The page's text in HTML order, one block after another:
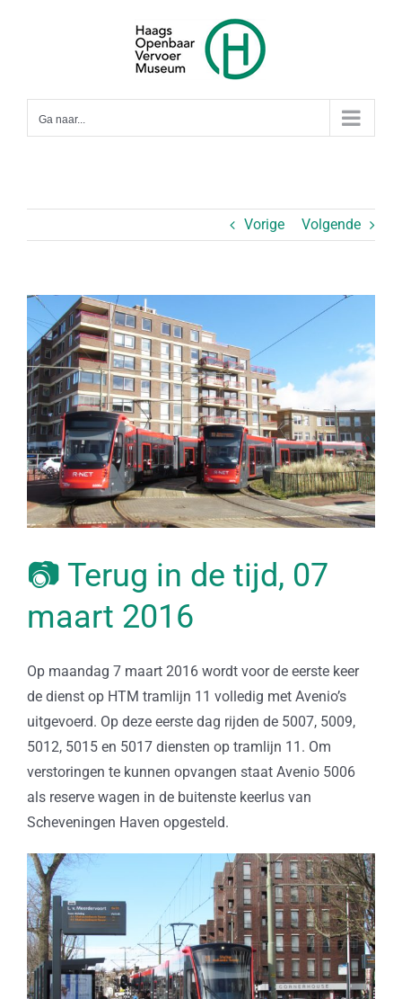
Ga naar...
Vorige Volgende
Bekijk
grotere
afbeelding
📷 Terug in de tijd, 07
maart 2016
Op maandag 7 maart 2016 wordt voor de eerste keer
de dienst op HTM tramlijn 11 volledig met Avenio’s
uitgevoerd. Op deze eerste dag rijden de 5007, 5009,
5012, 5015 en 5017 diensten op tramlijn 11. Om
verstoringen te kunnen opvangen staat Avenio 5006
als reserve wagen in de buitenste keerlus van
Scheveningen Haven opgesteld.